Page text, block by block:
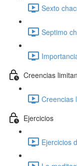
Sexto
Septimo
Creencias
Creencias
Ejercicios
Ejercicios